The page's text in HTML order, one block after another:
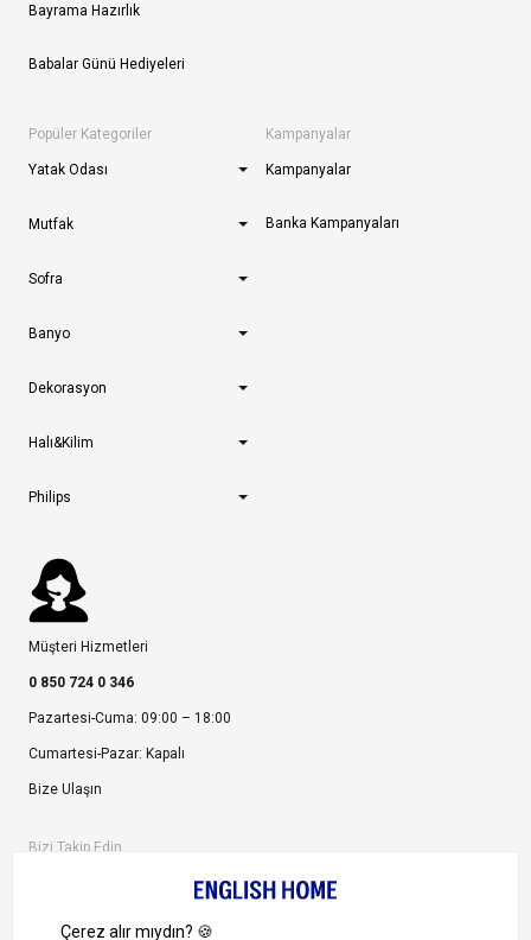
Bayrama Hazırlık
Babalar Günü Hediyeleri
Popüler Kategoriler
Yatak Odası
Mutfak
Sofra
Banyo
Dekorasyon
Halı&Kilim
Philips
Kampanyalar
Kampanyalar
Banka Kampanyaları
Müşteri Hizmetleri
0 850 724 0 346
Pazartesi-Cuma: 09:00 – 18:00
Cumartesi-Pazar: Kapalı
Bize Ulaşın
Bizi Takip Edin